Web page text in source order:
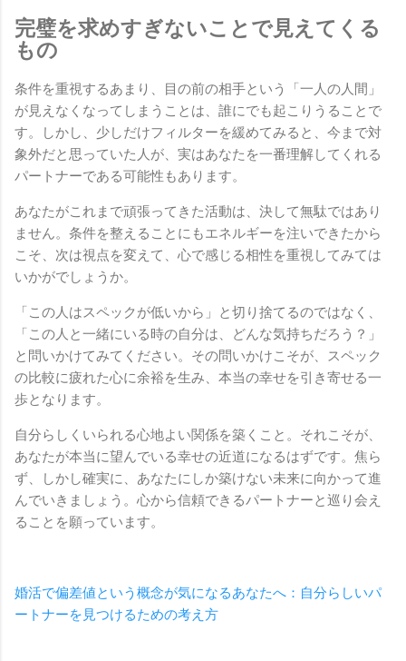
完璧を求めすぎないことで見えてくる
もの
条件を重視するあまり、目の前の相手という「一人の人間」
が見えなくなってしまうことは、誰にでも起こりうることで
す。しかし、少しだけフィルターを緩めてみると、今まで対
象外だと思っていた人が、実はあなたを一番理解してくれる
パートナーである可能性もあります。
あなたがこれまで頑張ってきた活動は、決して無駄ではあり
ません。条件を整えることにもエネルギーを注いできたから
こそ、次は視点を変えて、心で感じる相性を重視してみては
いかがでしょうか。
「この人はスペックが低いから」と切り捨てるのではなく、
「この人と一緒にいる時の自分は、どんな気持ちだろう？」
と問いかけてみてください。その問いかけこそが、スペック
の比較に疲れた心に余裕を生み、本当の幸せを引き寄せる一
歩となります。
自分らしくいられる心地よい関係を築くこと。それこそが、
あなたが本当に望んでいる幸せの近道になるはずです。焦ら
ず、しかし確実に、あなたにしか築けない未来に向かって進
んでいきましょう。心から信頼できるパートナーと巡り会え
ることを願っています。
婚活で偏差値という概念が気になるあなたへ：自分らしいパ
ートナーを見つけるための考え方